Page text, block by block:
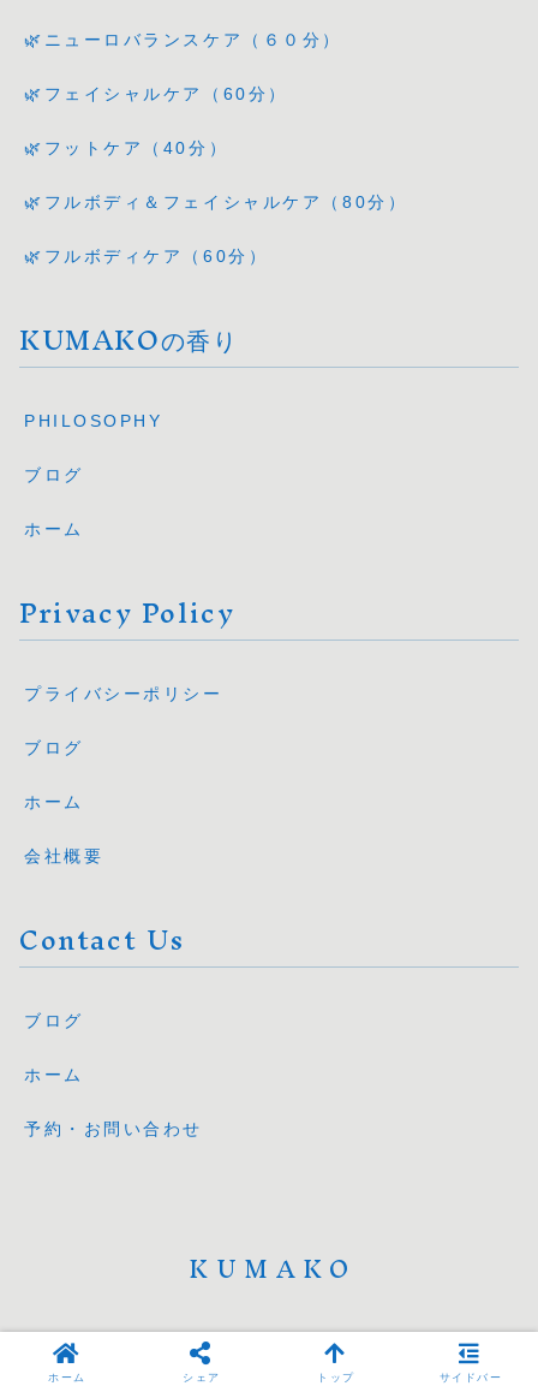
🌿ニューロバランスケア（６０分）
🌿フェイシャルケア（60分）
🌿フットケア（40分）
🌿フルボディ＆フェイシャルケア（80分）
🌿フルボディケア（60分）
KUMAKOの香り
PHILOSOPHY
ブログ
ホーム
Privacy Policy
プライバシーポリシー
ブログ
ホーム
会社概要
Contact Us
ブログ
ホーム
予約・お問い合わせ
KUMAKO
© 2025 KUMAKO.
ホーム シェア トップ サイドバー